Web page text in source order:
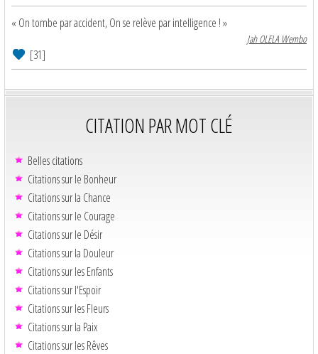
« On tombe par accident, On se relève par intelligence ! »
Jah OLELA Wembo
[31]
CITATION PAR MOT CLÉ
Belles citations
Citations sur le Bonheur
Citations sur la Chance
Citations sur le Courage
Citations sur le Désir
Citations sur la Douleur
Citations sur les Enfants
Citations sur l'Espoir
Citations sur les Fleurs
Citations sur la Paix
Citations sur les Rêves